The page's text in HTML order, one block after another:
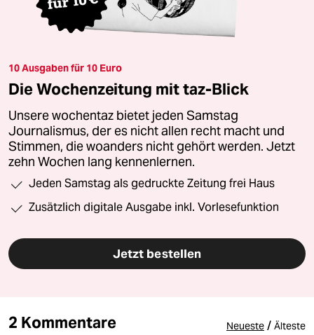
10 Ausgaben für 10 Euro
Die Wochenzeitung mit taz-Blick
Unsere wochentaz bietet jeden Samstag
Journalismus, der es nicht allen recht macht und
Stimmen, die woanders nicht gehört werden. Jetzt
zehn Wochen lang kennenlernen.
Jeden Samstag als gedruckte Zeitung frei Haus
Zusätzlich digitale Ausgabe inkl. Vorlesefunktion
Jetzt bestellen
2 Kommentare Neueste / Älteste